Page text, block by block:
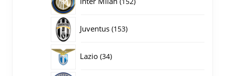
Juventus 153153
Lazio 3434